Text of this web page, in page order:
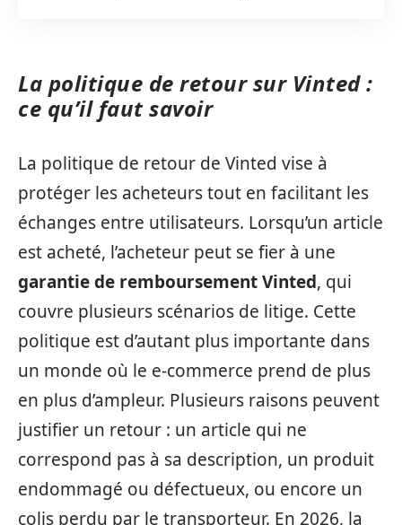
La politique de retour sur Vinted :
ce qu’il faut savoir
La politique de retour de Vinted vise à
protéger les acheteurs tout en facilitant les
échanges entre utilisateurs. Lorsqu’un article
est acheté, l’acheteur peut se fier à une
garantie de remboursement Vinted, qui
couvre plusieurs scénarios de litige. Cette
politique est d’autant plus importante dans
un monde où le e-commerce prend de plus
en plus d’ampleur. Plusieurs raisons peuvent
justifier un retour : un article qui ne
correspond pas à sa description, un produit
endommagé ou défectueux, ou encore un
colis perdu par le transporteur. En 2026, la